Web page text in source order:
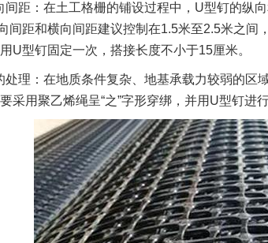
间距：在土工格栅的铺设过程中，U型钉的纵
间距和横向间距建议控制在1.5米至2.5米之
U型钉固定一次，搭接长度不小于15厘米。
处理：在地质条件复杂、地基承载力较弱的区
采用聚乙烯绳呈“之”字形穿绑，并用U型钉进